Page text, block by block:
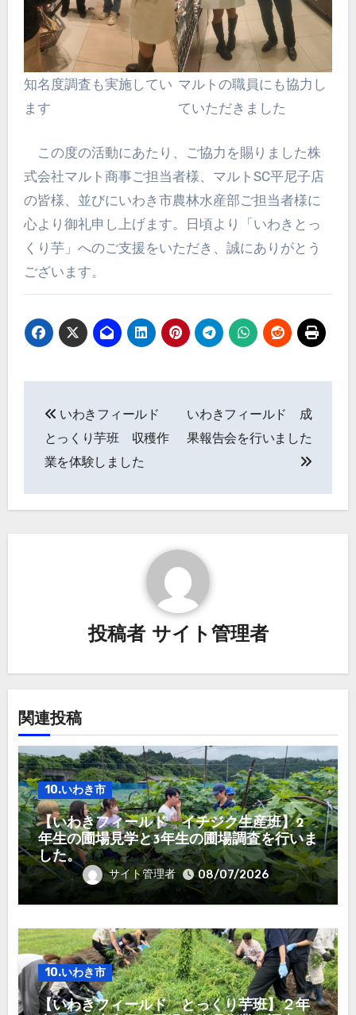
知名度調査も実施してい
ます
マルトの職員にも協力し
ていただきました
この度の活動にあたり、ご協力を賜りました株
式会社マルト商事ご担当者様、マルトSC平尼子店
の皆様、並びにいわき市農林水産部ご担当者様に
心より御礼申し上げます。日頃より「いわきとっ
くり芋」へのご支援をいただき、誠にありがとう
ございます。
稿
ナ
ビ
いわきフィールド
とっくり芋班 収穫作
業を体験しました
いわきフィールド 成
果報告会を行いました
投稿者 サイト管理者
関連投稿
10.いわき市
【いわきフィールド イチジク生産班】2
年生の圃場見学と3年生の圃場調査を行いま
した。
サイト管理者 08/07/2026
10.いわき市
【いわきフィールド とっくり芋班】２年